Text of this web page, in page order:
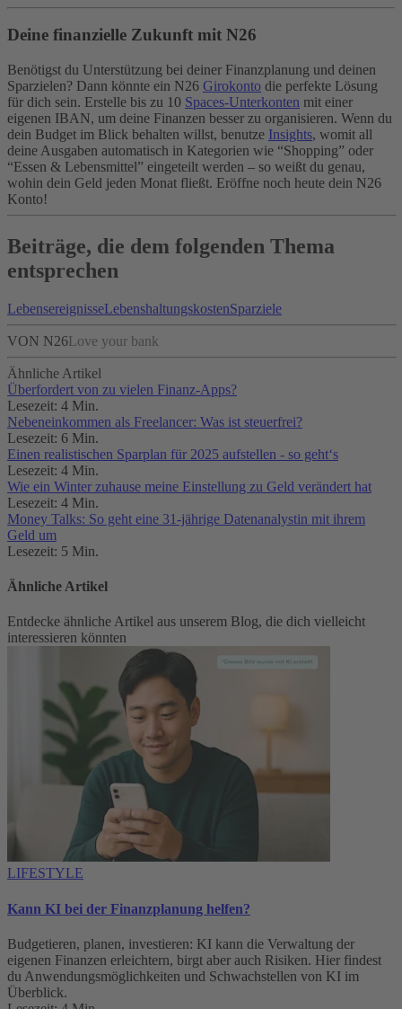
Deine finanzielle Zukunft mit N26
Benötigst du Unterstützung bei deiner Finanzplanung und deinen
Sparzielen? Dann könnte ein N26 Girokonto die perfekte Lösung
für dich sein. Erstelle bis zu 10 Spaces-Unterkonten mit einer
eigenen IBAN, um deine Finanzen besser zu organisieren. Wenn du
dein Budget im Blick behalten willst, benutze Insights, womit all
deine Ausgaben automatisch in Kategorien wie “Shopping” oder
“Essen & Lebensmittel” eingeteilt werden – so weißt du genau,
wohin dein Geld jeden Monat fließt. Eröffne noch heute dein N26
Konto!
Beiträge, die dem folgenden Thema
entsprechen
LebensereignisseLebenshaltungskostenSparziele
VON N26Love your bank
Ähnliche Artikel
Überfordert von zu vielen Finanz-Apps?
Lesezeit: 4 Min.
Nebeneinkommen als Freelancer: Was ist steuerfrei?
Lesezeit: 6 Min.
Einen realistischen Sparplan für 2025 aufstellen - so geht‘s
Lesezeit: 4 Min.
Wie ein Winter zuhause meine Einstellung zu Geld verändert hat
Lesezeit: 4 Min.
Money Talks: So geht eine 31-jährige Datenanalystin mit ihrem
Geld um
Lesezeit: 5 Min.
Ähnliche Artikel
Entdecke ähnliche Artikel aus unserem Blog, die dich vielleicht
interessieren könnten
LIFESTYLE
Kann KI bei der Finanzplanung helfen?
Budgetieren, planen, investieren: KI kann die Verwaltung der
eigenen Finanzen erleichtern, birgt aber auch Risiken. Hier findest
du Anwendungsmöglichkeiten und Schwachstellen von KI im
Überblick.